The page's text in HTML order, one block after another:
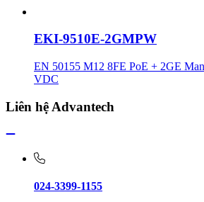
EKI-9510E-2GMPW
EN 50155 M12 8FE PoE + 2GE
VDC
Liên hệ Advantech
024-3399-1155